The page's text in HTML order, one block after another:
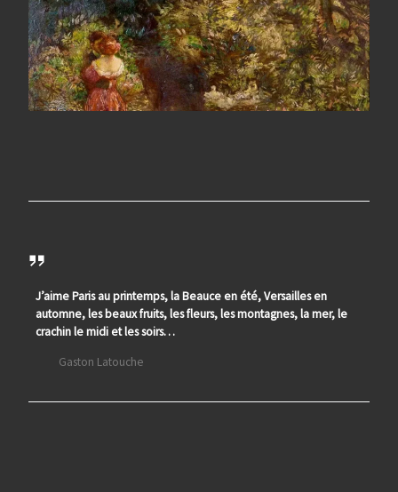
J’aime Paris au printemps, la Beauce en été, Versailles en
automne, les beaux fruits, les fleurs, les montagnes, la mer, le
crachin le midi et les soirs…
Gaston Latouche